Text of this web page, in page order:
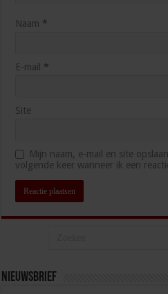
Naam *
E-mail *
Site
Mijn naam, e-mail en site
volgende keer wanneer ik een
Nieuwsbrief